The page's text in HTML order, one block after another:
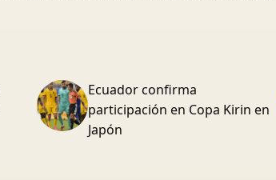
Ecuador confirma
participación en Copa Kirin en
Japón